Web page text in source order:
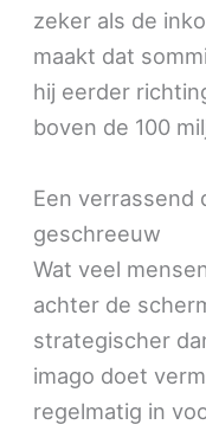
zeker als de
maakt dat
hij eerder
boven de 100
Een verrassend
geschreeuw
Wat veel
achter de
strategischer
imago doet
regelmatig in